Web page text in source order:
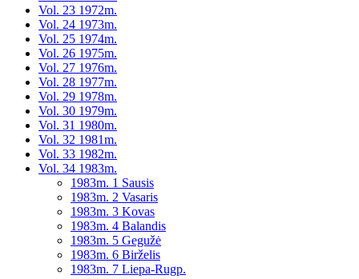
Vol. 23 1972m.
Vol. 24 1973m.
Vol. 25 1974m.
Vol. 26 1975m.
Vol. 27 1976m.
Vol. 28 1977m.
Vol. 29 1978m.
Vol. 30 1979m.
Vol. 31 1980m.
Vol. 32 1981m.
Vol. 33 1982m.
Vol. 34 1983m.
1983m. 1 Sausis
1983m. 2 Vasaris
1983m. 3 Kovas
1983m. 4 Balandis
1983m. 5 Gegužė
1983m. 6 Birželis
1983m. 7 Liepa-Rugp.